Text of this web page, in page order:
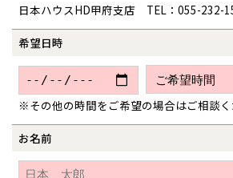
日本ハウスHD甲府支店 TEL：055-232-
希望日時
※その他の時間をご希望の場合はご相談く
お名前
全国の展示場
北海道
札幌
東北
お近くのイベント
北海道
札幌
札幌
小樽
道央
苫小牧千歳
東北
青森県
青森